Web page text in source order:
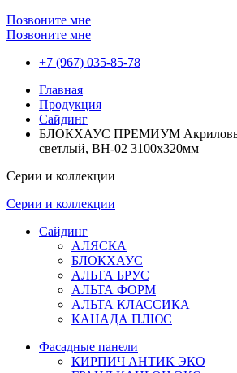
Позвоните мне
Позвоните мне
+7 (967) 035-85-78
Главная
Продукция
Сайдинг
БЛОКХАУС ПРЕМИУМ
светлый, ВН-02 3100х320мм
Серии и коллекции
Серии и коллекции
Сайдинг
АЛЯСКА
БЛОКХАУС
АЛЬТА БРУС
АЛЬТА ФОРМ
АЛЬТА КЛАССИКА
КАНАДА ПЛЮС
Фасадные панели
КИРПИЧ АНТИК ЭКО